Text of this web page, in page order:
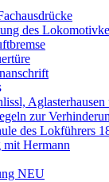
des
zur
des Lokführers
mit Hermann
NEU